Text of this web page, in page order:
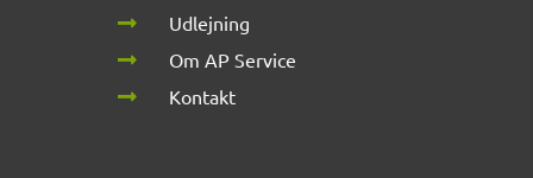
Udlejning
Om AP Service
Kontakt